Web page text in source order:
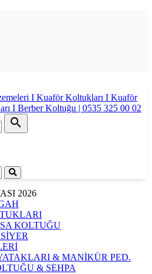
search
2026
KOLTUĞU
& MANİKÜR PED.
& SEHPA